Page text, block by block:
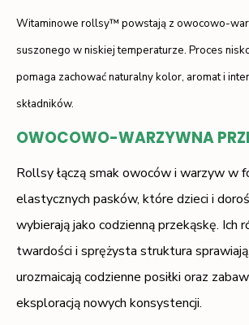
Witaminowe rollsy™ powstają z owocowo-
suszonego w niskiej temperaturze. Proces
pomaga zachować naturalny kolor, aromat i
składników.
OWOCOWO-WARZYWNA
Rollsy łączą smak owoców i warzyw w
elastycznych pasków, które dzieci i
wybierają jako codzienną przekąskę. Ich
twardości i sprężysta struktura
urozmaicają codzienne posiłki oraz
eksploracją nowych konsystencji.